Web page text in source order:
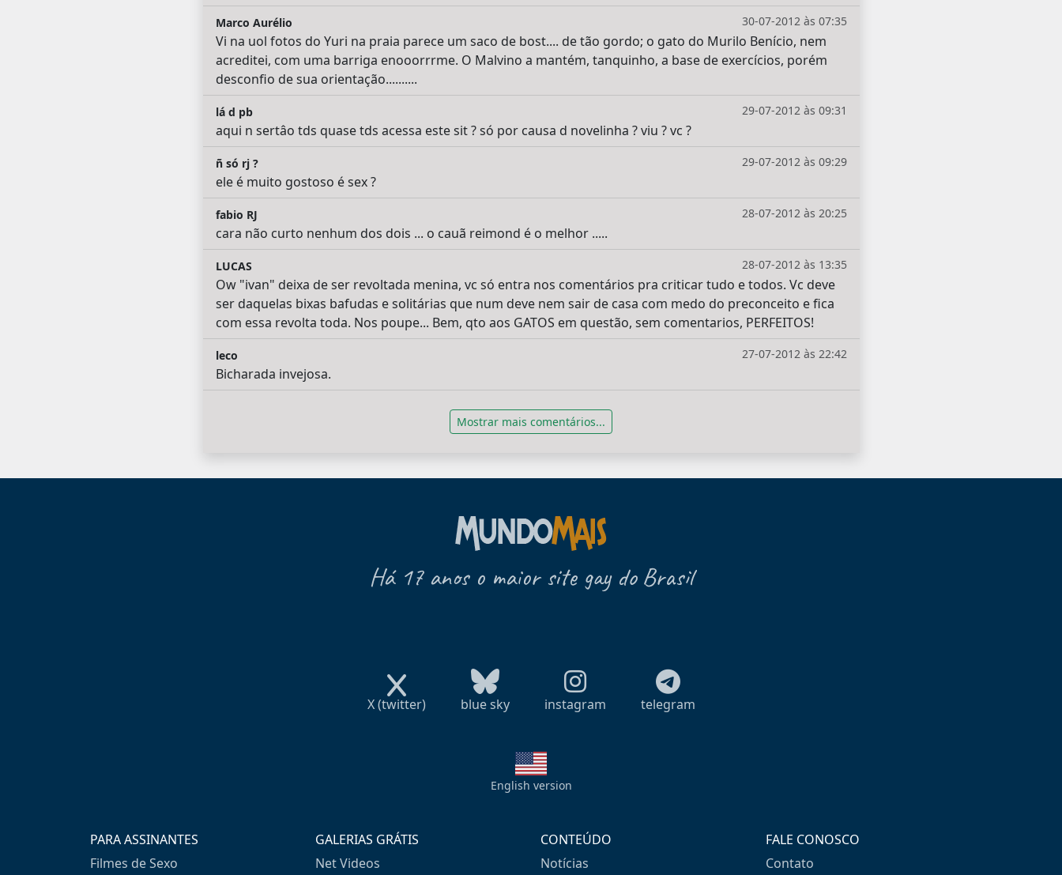
30-07-2012 às 07:35
Marco Aurélio
Vi na uol fotos do Yuri na praia parece um saco de bost.... de tão gordo; o gato do Murilo Benício, nem
acreditei, com uma barriga enooorrrme. O Malvino a mantém, tanquinho, a base de exercícios, porém
desconfio de sua orientação..........
29-07-2012 às 09:31
lá d pb
aqui n sertâo tds quase tds acessa este sit ? só por causa d novelinha ? viu ? vc ?
29-07-2012 às 09:29
ñ só rj ?
ele é muito gostoso é sex ?
28-07-2012 às 20:25
fabio RJ
cara não curto nenhum dos dois ... o cauã reimond é o melhor .....
28-07-2012 às 13:35
LUCAS
Ow "ivan" deixa de ser revoltada menina, vc só entra nos comentários pra criticar tudo e todos. Vc deve
ser daquelas bixas bafudas e solitárias que num deve nem sair de casa com medo do preconceito e fica
com essa revolta toda. Nos poupe... Bem, qto aos GATOS em questão, sem comentarios, PERFEITOS!
27-07-2012 às 22:42
leco
Bicharada invejosa.
Mostrar mais comentários...
Há 17 anos o maior site gay do Brasil
X (twitter) blue sky instagram telegram
English version
PARA ASSINANTES
Filmes de Sexo
GALERIAS GRÁTIS
Net Videos
CONTEÚDO
Notícias
FALE CONOSCO
Contato